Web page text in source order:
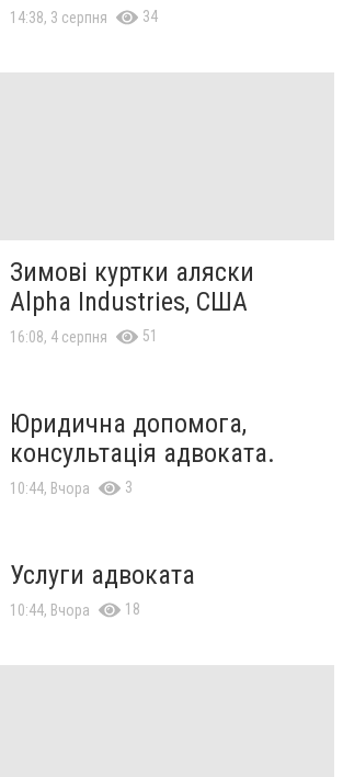
14:38, 3 серпня 34
Зимові куртки аляски
Alpha Industries, США
16:08, 4 серпня 51
Юридична допомога,
консультація адвоката.
10:44, Вчора 3
Услуги адвоката
10:44, Вчора 18